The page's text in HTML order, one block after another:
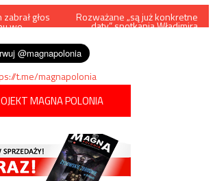
głos
we
Rozważane „są już konkretne
daty” spotkania Władimira
t.me/magnapolonia
MAGNA POLONIA